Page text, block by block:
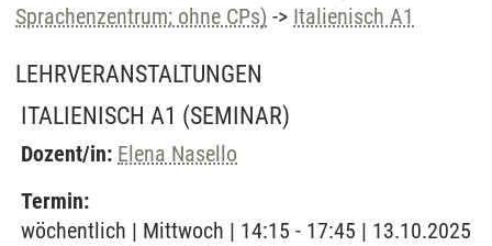
Sprachenzentrum; ohne CPs) -> Italienisch A1
LEHRVERANSTALTUNGEN
ITALIENISCH A1 (SEMINAR)
Dozent/in: Elena Nasello
Termin:
wöchentlich | Mittwoch | 14:15 - 17:45 | 13.10.2025